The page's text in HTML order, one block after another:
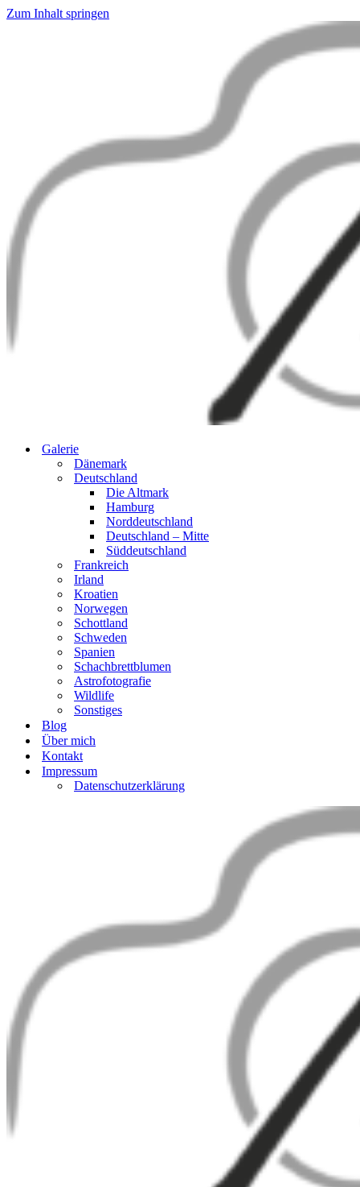
Zum Inhalt springen
Galerie
Dänemark
Deutschland
Die Altmark
Hamburg
Norddeutschland
Deutschland – Mitte
Süddeutschland
Frankreich
Irland
Kroatien
Norwegen
Schottland
Schweden
Spanien
Schachbrettblumen
Astrofotografie
Wildlife
Sonstiges
Blog
Über mich
Kontakt
Impressum
Datenschutzerklärung